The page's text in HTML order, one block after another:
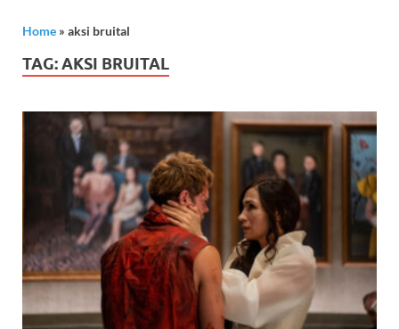
Home » aksi bruital
TAG:AKSI BRUITAL